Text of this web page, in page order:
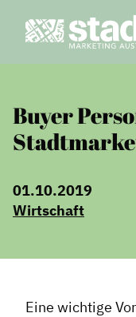
Buyer
01.10.2019
Wirtschaft
Eine wichtige